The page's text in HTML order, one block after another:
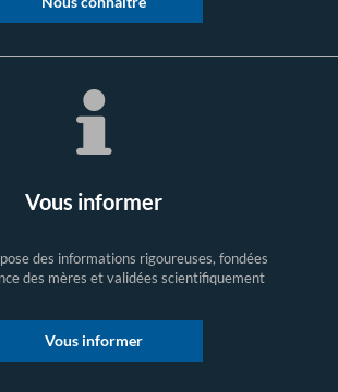
Vous informer
des informations rigoureuses, fondées
des mères et validées scientifiquement
Vous informer